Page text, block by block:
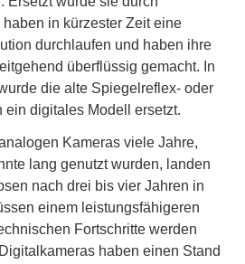
in kürzester Zeit eine
durchlaufen und haben ihre
überflüssig gemacht. In
die alte Spiegelreflex- oder
ein digitales Modell ersetzt.
Kameras viele Jahre,
lang genutzt wurden, landen
nach drei bis vier Jahren in
einem leistungsfähigeren
Fortschritte werden
haben einen Stand